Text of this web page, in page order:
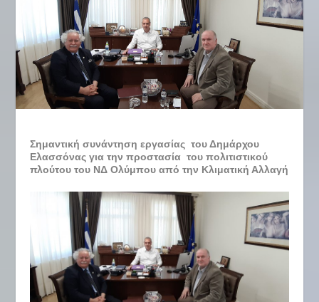
Σημαντική συνάντηση εργασίας του Δημάρχου
Ελασσόνας για την προστασία του πολιτιστικού
πλούτου του ΝΔ Ολύμπου από την Κλιματική Αλλαγή